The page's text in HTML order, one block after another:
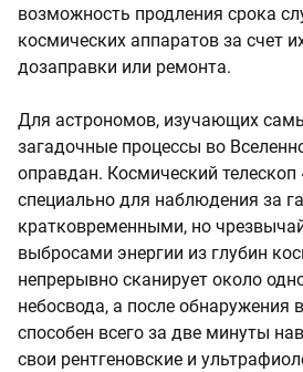
возможность продления срока
космических аппаратов за счет
дозаправки или ремонта.
Для астрономов, изучающих
загадочные процессы во
оправдан. Космический
специально для наблюдения за
кратковременными, но
выбросами энергии из глубин
непрерывно сканирует около
небосвода, а после обнаружения
способен всего за две минуты
свои рентгеновские и